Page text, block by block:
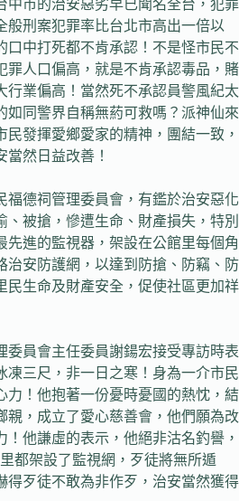
市的治安惡劣早已聞名全台，犯罪
般刑案犯罪率比台北市高出一倍以
口中打死都不肯承認！不是怪市民不
罪人口偏高，就是不肯承認毒品，賭
行業偏高！當然死不承認員警風紀太
如同警界自稱無葯可救嗎？派神仙來
發揮愛鄉愛家的精神，團結一致，
然日益改善！
德祠管理委員會，有鑑於治安惡化
、被搶，慘遭生命、財產損失，特別
先進的監視器，架設在公館里每個角
治安防護網，以達到防搶、防竊、防
民生命及財產安全，促使社區更加祥
員會主任委員謝鍚宏接受專訪時表
凍三尺，非一日之寒！身為一介市民
力！他抱著一份憂時憂國的熱忱，結
親，成立了愛心慈善會，他們願為改
他謙虛的表示，他絕非沽名釣譽，
都架設了監視網，歹徒將無所遁
得歹徒不敢為非作歹，治安當然獲得